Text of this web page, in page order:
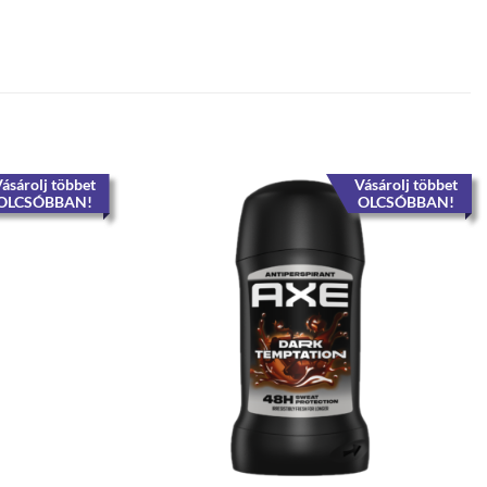
többet
Vásárolj többet
OLCSÓBBAN!